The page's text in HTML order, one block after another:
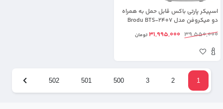
اسپیکر پارتی باکس قابل حمل به همراه
دو میکروفن مدل Brodu BTS-2407
39,550,000
31,995,000تومان
1
2
3
500
501
502